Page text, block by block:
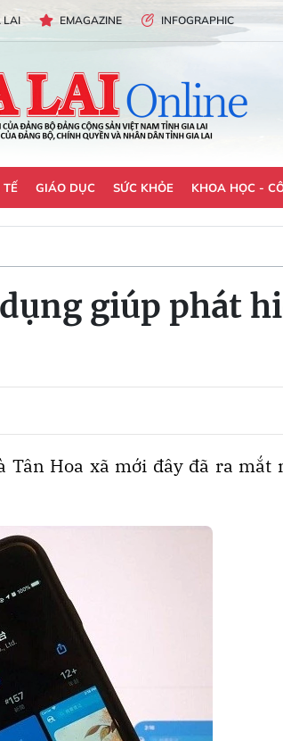
LAI EMAGAZINE INFOGRAPHIC
TẾ GIÁO DỤC SỨC KHỎE KHOA HỌC -
giúp phát
Tân Hoa xã mới đây đã ra mắt